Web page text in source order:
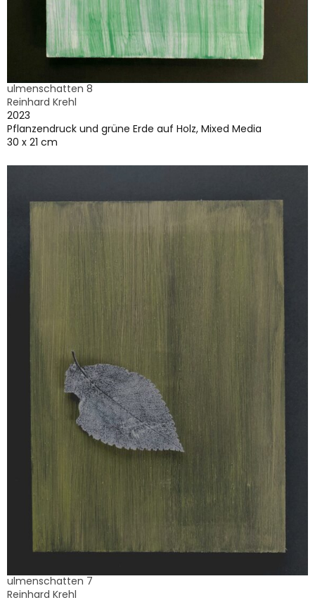
ulmenschatten 8
Reinhard Krehl
2023
Pflanzendruck und grüne Erde auf Holz, Mixed Media
30 x 21 cm
ulmenschatten 7
Reinhard Krehl